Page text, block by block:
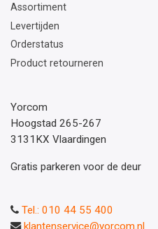
Assortiment
Levertijden
Orderstatus
Product retourneren
Yorcom
Hoogstad 265-267
3131KX Vlaardingen
Gratis parkeren voor de deur
Tel.: 010 44 55 400
klantenservice@yorcom.nl